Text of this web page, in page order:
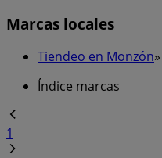
Marcas locales
Tiendeo en Monzón»
Índice marcas
1